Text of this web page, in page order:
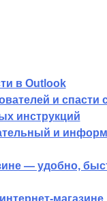
в Outlook
и спасти
инструкций
и